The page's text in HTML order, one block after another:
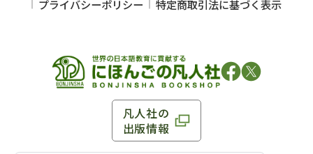
凡人社の
出版情報
プライバシーポリシー
特定商取引法に基づく表示